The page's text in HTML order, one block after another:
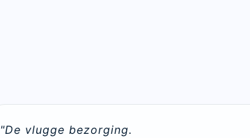
"De vlugge bezorging.